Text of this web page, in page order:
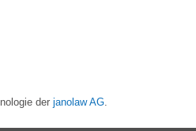
der janolaw AG.